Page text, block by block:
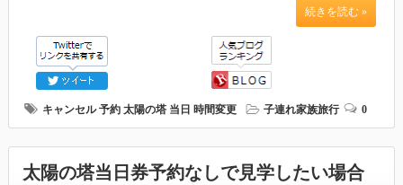
続きを読む »
キャンセル 予約 太陽の塔 当日 時間変更 子連れ家族旅行 0
太陽の塔当日券予約なしで見学したい場合